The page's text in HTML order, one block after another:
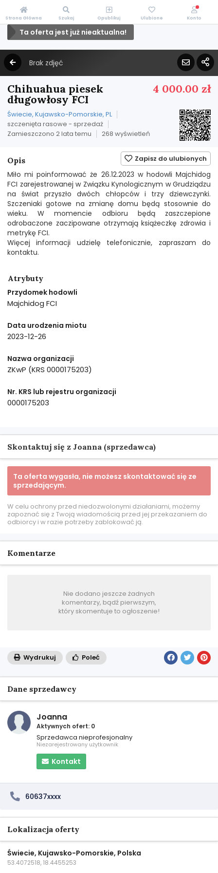
Ta oferta jest już nieaktualna!
Brak zdjęć
4 000.00 zł
Chihuahua piesek
długowłosy FCI
Świecie, Kujawsko-Pomorskie, PL
szczenięta rasowe - sprzedaż
Zamieszczono 2 lata temu
268 wyświetleń
Zapisz do ulubionych
Opis
Miło mi poinformować że 26.12.2023 w hodowli Majchidog
FCI zarejestrowanej w Związku Kynologicznym w Grudziądzu
na świat przyszło dwóch chłopców i trzy dziewczynki.
Szczeniaki gotowe na zmianę domu będą stosownie do
wieku. W momencie odbioru będą zaszczepione
odrobaczone zaczipowane otrzymają książeczkę zdrowia i
metrykę FCI.
Więcej informacji udzielę telefonicznie, zapraszam do
kontaktu.
Atrybuty
Przydomek hodowli
Majchidog FCI
Data urodzenia miotu
2023-12-26
Nazwa organizacji
ZKwP (KRS 0000175203)
Nr. KRS lub rejestru organizacji
0000175203
Skontaktuj się z Joanna (sprzedawca)
Ta oferta wygasła, nie możesz skontaktować się ze
sprzedającym.
W celu ochrony przed niedozwolonymi działaniami, możemy
zapoznać się z Twoją wiadomością przed jej przekazaniem do
odbiorcy i w razie potrzeby zablokować ją.
Komentarze
Nie dodano jeszcze żadnych
komentarzy, bądź pierwszym,
który skomentuje to ogłoszenie!
Wydrukuj Poleć
Dane sprzedawcy
Joanna
Aktywnych ofert: 0
Sprzedawca nieprofesjonalny
Niezarejestrowany użytkownik
Kontakt
60637xxxx
Lokalizacja oferty
Świecie, Kujawsko-Pomorskie, Polska
53.4072518, 18.4455253
Strona Główna Szukaj Opublikuj Ulubione Konto